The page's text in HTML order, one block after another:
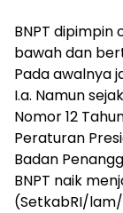
BNPT
bawah dan
Pada awalnya
I.a. Namun
Nomor 12
Peraturan
Badan
BNPT naik
(SetkabRI/